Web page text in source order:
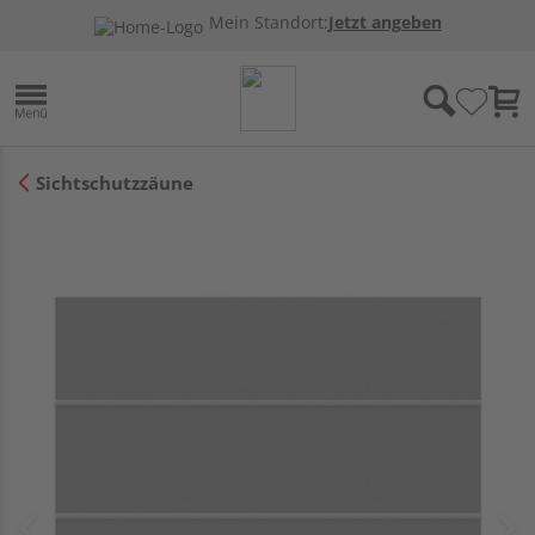
Mein Standort:Jetzt angeben
Sichtschutzzäune